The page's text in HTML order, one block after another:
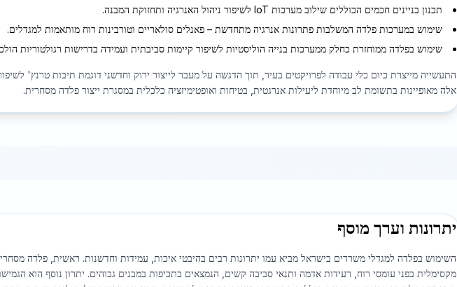
תכנון בניינים חכמים הכוללים שילוב מערכות IoT לשיפור ניהול האנרגיה ותחזוקת המבנה.
שימוש במערכות פלדה המשלבות פתרונות אנרגיה מתחדשת – פאנלים סולאריים וטורבינות רוח מותאמות למגדלים.
שימוש בפלדה ממוחזרת כחלק ממערכות בנייה הוליסטיות לשיפור קיימות סביבתית ועמידה בדרישות רגולטוריות
התעשייה מייצרת כיום כלי עבודה לפרויקטים בעיר, תוך הדגשה על מעבר לייצור ירוק וחדשני דוגמת תיבות טרנץ'
אלה מאופיינות בתשומת לב מיוחדת ליעילות אנרגטית, בטיחות ואופטימיזציה כלכלית במסגרת ייצור פלדה מסחרית.
יתרונות וערך מוסף
השימוש בפלדה למגדלי משרדים בישראל מביא עמו יתרונות רבים בהיבטי איכות, עמידות וחדשנות. ראשית, פלדה
מקסימלית בפני עומסי רוח, רעידות אדמה ותנאי סביבה קשים, הנמצאים בתכיפות במבנים גבוהים. יתרון נוסף הוא